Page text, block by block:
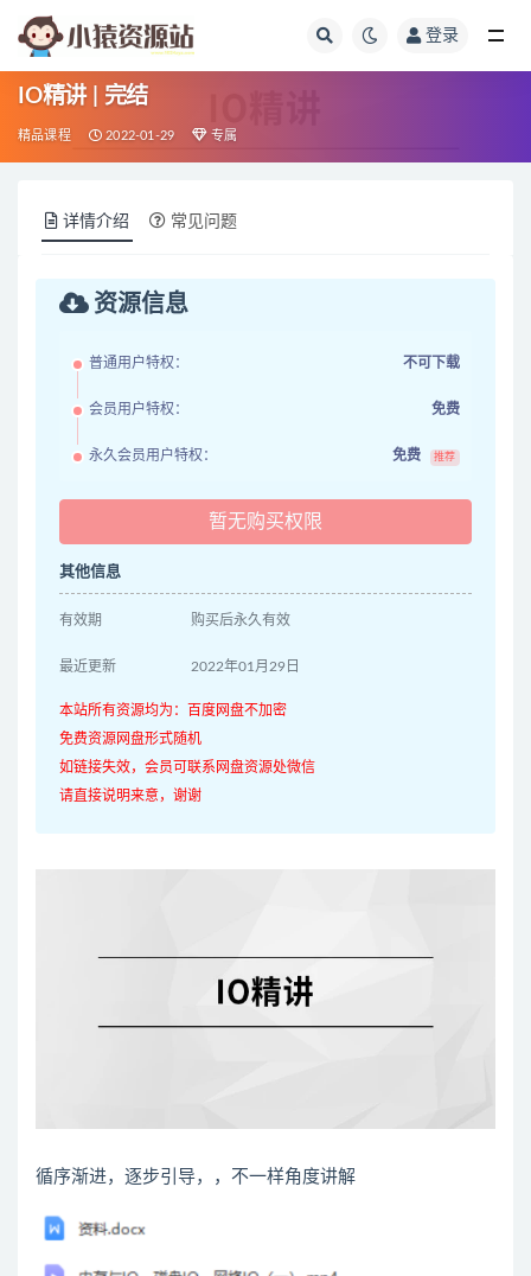
登录
IO精讲 | 完结
精品课程 2022-01-29 专属
详情介绍 常见问题
资源信息
普通用户特权： 不可下载
会员用户特权： 免费
永久会员用户特权： 免费 推荐
暂无购买权限
其他信息
有效期 购买后永久有效
最近更新 2022年01月29日
本站所有资源均为：百度网盘不加密
免费资源网盘形式随机
如链接失效，会员可联系网盘资源处微信
请直接说明来意，谢谢
循序渐进，逐步引导，，不一样角度讲解